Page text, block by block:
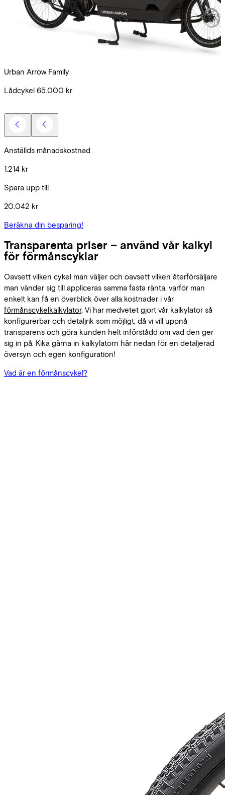
Urban Arrow Family
Lådcykel 65.000 kr
Anställds månadskostnad
1.214 kr
Spara upp till
20.042 kr
Beräkna din besparing!
Transparenta priser – använd vår kalkyl
för förmånscyklar
Oavsett vilken cykel man väljer och oavsett vilken återförsäljare
man vänder sig till appliceras samma fasta ränta, varför man
enkelt kan få en överblick över alla kostnader i vår
förmånscykelkalkylator. Vi har medvetet gjort vår kalkylator så
konfigurerbar och detaljrik som möjligt, då vi vill uppnå
transparens och göra kunden helt införstådd om vad den ger
sig in på. Kika gärna in kalkylatorn här nedan för en detaljerad
översyn och egen konfiguration!
Vad är en förmånscykel?